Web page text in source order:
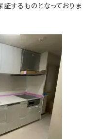
するものとなっておりま